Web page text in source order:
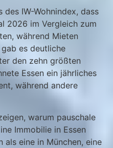
des IW-Wohnindex, dass
2026 im Vergleich zum
während Mieten
es deutliche
den zehn größten
Essen ein jährliches
während andere
warum pauschale
Immobilie in Essen
als eine in München, eine